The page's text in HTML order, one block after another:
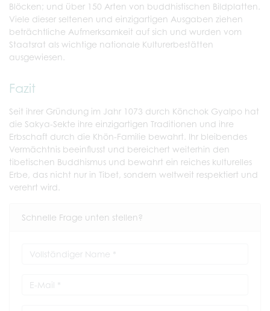
Blöcken; und über 150 Arten von buddhistischen Bildplatten.
Viele dieser seltenen und einzigartigen Ausgaben ziehen
beträchtliche Aufmerksamkeit auf sich und wurden vom
Staatsrat als wichtige nationale Kulturerbestätten
ausgewiesen.
Fazit
Seit ihrer Gründung im Jahr 1073 durch Könchok Gyalpo hat
die Sakya-Sekte ihre einzigartigen Traditionen und ihre
Erbschaft durch die Khön-Familie bewahrt. Ihr bleibendes
Vermächtnis beeinflusst und bereichert weiterhin den
tibetischen Buddhismus und bewahrt ein reiches kulturelles
Erbe, das nicht nur in Tibet, sondern weltweit respektiert und
verehrt wird.
Schnelle Frage unten stellen?